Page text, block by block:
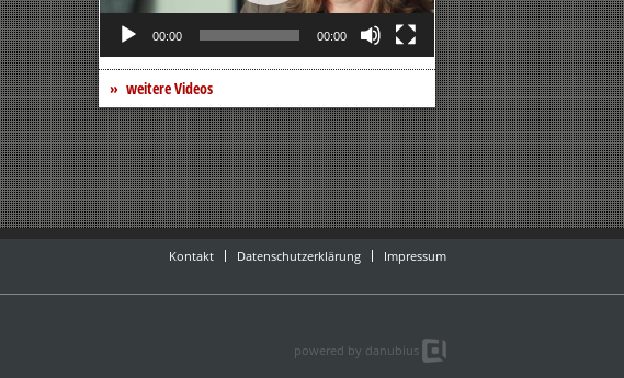
00:00 00:00
weitere Videos
Kontakt Datenschutzerklärung Impressum
powered by danubius